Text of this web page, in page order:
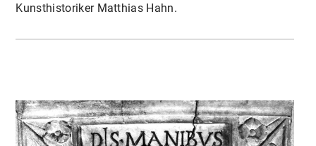
Kunsthistoriker Matthias Hahn.